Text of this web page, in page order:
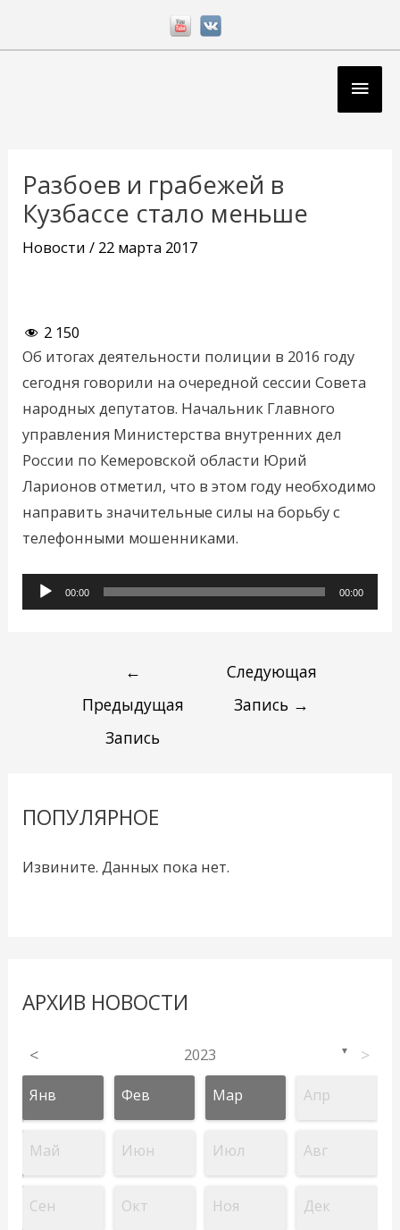
Разбоев и грабежей в
Кузбассе стало меньше
Новости / 22 марта 2017
2 150
Об итогах деятельности полиции в 2016 году
сегодня говорили на очередной сессии Совета
народных депутатов. Начальник Главного
управления Министерства внутренних дел
России по Кемеровской области Юрий
Ларионов отметил, что в этом году необходимо
направить значительные силы на борьбу с
телефонными мошенниками.
Аудиоплеер
00:00 00:00
записям
←
Предыдущая
Запись
Следующая
Запись →
ПОПУЛЯРНОЕ
Извините. Данных пока нет.
АРХИВ НОВОСТИ
< 2023 ▼ >
Янв Фев Мар Апр
Май Июн Июл Авг
Сен Окт Ноя Дек